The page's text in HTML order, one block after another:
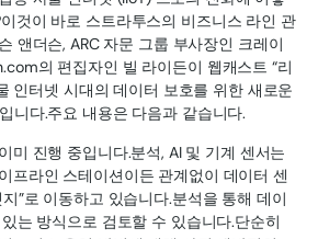
것이 바로 스트라투스의 비즈니스 라인 관
앤더슨, ARC 자문 그룹 부사장인 크레이
의 편집자인 빌 라이든이 웹캐스트 “리
인터넷 시대의 데이터 보호를 위한 새로운
니다.주요 내용은 다음과 같습니다.
미 진행 중입니다.분석, AI 및 기계 센서는
프라인 스테이션이든 관계없이 데이터 센
”로 이동하고 있습니다.분석을 통해 데이
는 방식으로 검토할 수 있습니다.단순히